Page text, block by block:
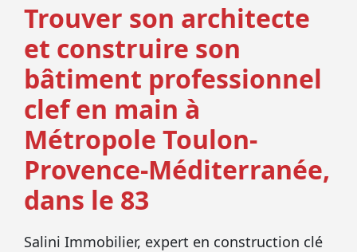
Trouver son architecte
et construire son
bâtiment professionnel
clef en main à
Métropole Toulon-
Provence-Méditerranée,
dans le 83
Salini Immobilier, expert en construction clé